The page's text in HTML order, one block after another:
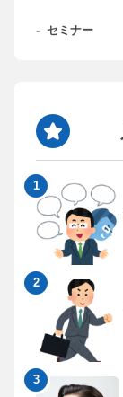
- セミナー